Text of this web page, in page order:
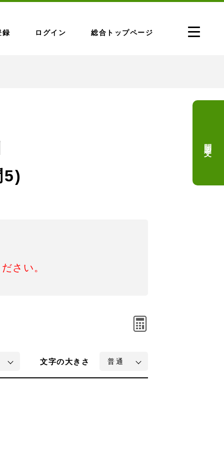
録 ログイン 総合トップページ
5)
さい。
文字の大きさ